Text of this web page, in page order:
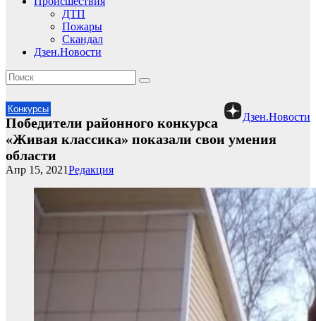
ДТП
Пожары
Скандал
Дзен.Новости
Конкурсы
Дзен.Новости
Победители районного конкурса
«Живая классика» показали свои умения
области
Редакция
Апр 15, 2021